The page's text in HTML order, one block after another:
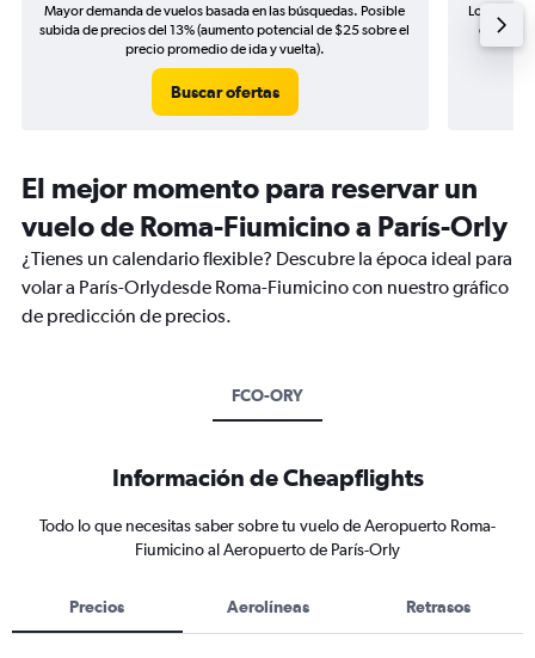
Mayor demanda de vuelos basada en las búsquedas. Posible
subida de precios del 13% (aumento potencial de $25 sobre el
precio promedio de ida y vuelta).
Buscar ofertas
Los
de
El mejor momento para reservar un
vuelo de Roma-Fiumicino a París-Orly
¿Tienes un calendario flexible? Descubre la época ideal para
volar a París-Orlydesde Roma-Fiumicino con nuestro gráfico
de predicción de precios.
FCO-ORY
Información de Cheapflights
Todo lo que necesitas saber sobre tu vuelo de Aeropuerto Roma-
Fiumicino al Aeropuerto de París-Orly
Precios Aerolíneas Retrasos